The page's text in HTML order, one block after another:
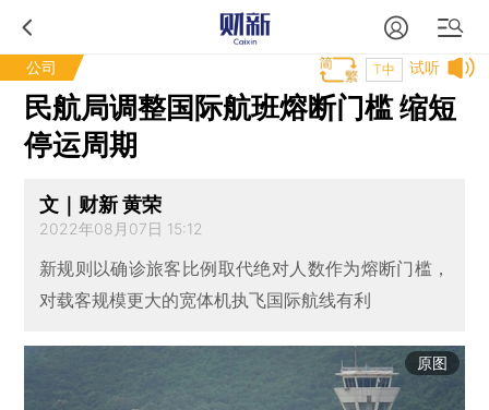
公司 试听
T中
民航局调整国际航班熔断门槛 缩短
停运周期
文｜财新 黄荣
2022年08月07日 15:12
新规则以确诊旅客比例取代绝对人数作为熔断门槛，
对载客规模更大的宽体机执飞国际航线有利
原图